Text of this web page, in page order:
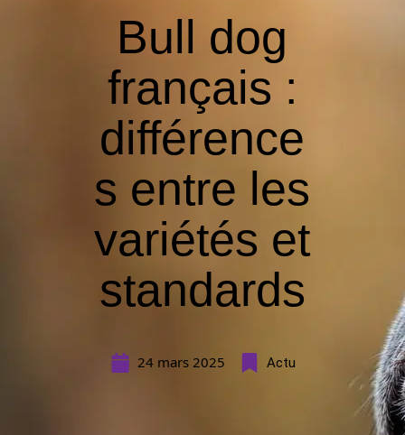
Bull dog
français :
différence
s entre les
variétés et
standards
24 mars 2025 Actu